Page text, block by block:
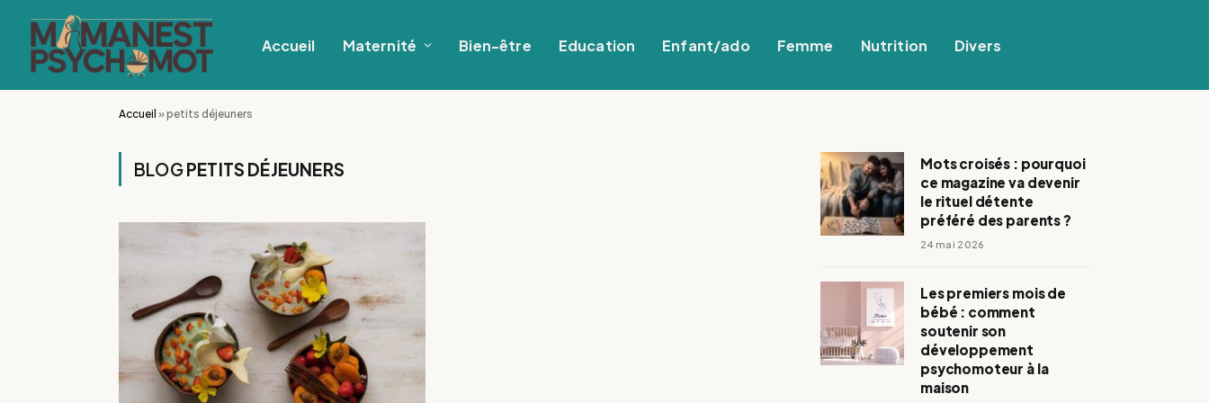
Accueil Maternité Bien-être Education Enfant/ado Femme Nutrition Divers
Accueil »petits déjeuners
BLOGPETITS DÉJEUNERS
Mots croisés : pourquoi
ce magazine va devenir
le rituel détente
préféré des parents ?
24 mai 2026
Les premiers mois de
bébé : comment
soutenir son
développement
psychomoteur à la
maison